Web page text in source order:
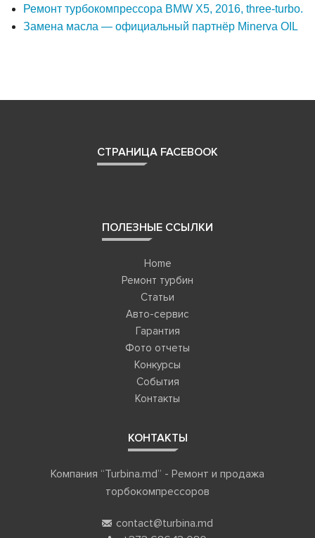
Ремонт турбокомпрессора BMW X5, 2016, three-turbo.
Замена масла — официальный партнёр Minerva OIL
СТРАНИЦА FACEBOOK
ПОЛЕЗНЫЕ ССЫЛКИ
Home
Ремонт турбин
Статьи
Авто-сервис
Гарантия
Фото отчеты
Конкурсы
События
Контакты
КОНТАКТЫ
Компания “Turbina.md” - Ремонт и продажа
торбокомпрессоров
contact@turbina.md